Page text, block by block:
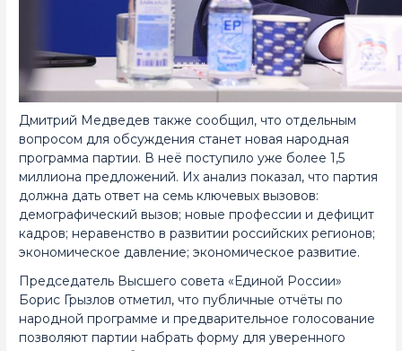
Дмитрий Медведев также сообщил, что отдельным
вопросом для обсуждения станет новая народная
программа партии. В неё поступило уже более 1,5
миллиона предложений. Их анализ показал, что партия
должна дать ответ на семь ключевых вызовов:
демографический вызов; новые профессии и дефицит
кадров; неравенство в развитии российских регионов;
экономическое давление; экономическое развитие.
Председатель Высшего совета «Единой России»
Борис Грызлов отметил, что публичные отчёты по
народной программе и предварительное голосование
позволяют партии набрать форму для уверенного